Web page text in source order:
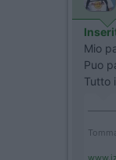
Mio
Puo
Tutto